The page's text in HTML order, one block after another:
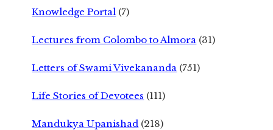
Knowledge Portal (7)
Lectures from Colombo to Almora (31)
Letters of Swami Vivekananda (751)
Life Stories of Devotees (111)
Mandukya Upanishad (218)